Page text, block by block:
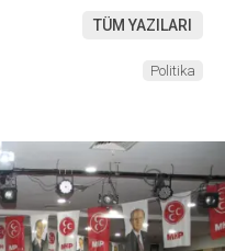
TÜM YAZILARI
Politika